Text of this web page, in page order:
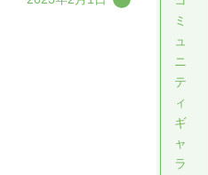
ミ
ュ
ニ
テ
ィ
ギ
ャ
ラ